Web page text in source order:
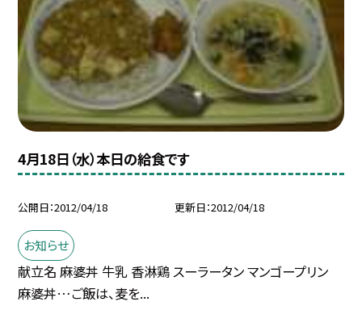
4月18日（水）本日の給食です
公開日 2012/04/18 更新日 2012/04/18
お知らせ
献立名 麻婆丼 牛乳 香淋鶏 スーラータン マンゴープリン
麻婆丼…ご飯は、麦を...